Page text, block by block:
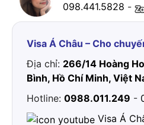
098.441.5828 -
Visa Á Châu – Cho
Địa chỉ: 266/14 Hoàng
Bình, Hồ Chí Minh, Việt
Hotline: 0988.011.249 -
Visa Á